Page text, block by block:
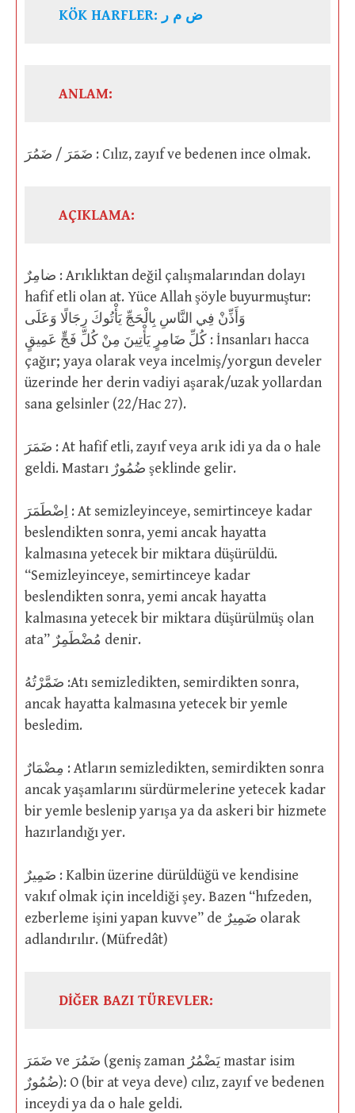
KÖK HARFLER: ض م ر
ANLAM:
ضَمَرَ / ضَمُرَ : Cılız, zayıf ve bedenen ince olmak.
AÇIKLAMA:
ضامِرٌ : Arıklıktan değil çalışmalarından dolayı
hafif etli olan at. Yüce Allah şöyle buyurmuştur:
وَأَذِّنْ فِي النَّاسِ بِالْحَجِّ يَأْتُوكَ رِجَالًا وَعَلَى
كُلِّ ضَامِرٍ يَأْتِينَ مِنْ كُلِّ فَجٍّ عَمِيقٍ : İnsanları hacca
çağır; yaya olarak veya incelmiş/yorgun develer
üzerinde her derin vadiyi aşarak/uzak yollardan
sana gelsinler (22/Hac 27).
ضَمَرَ : At hafif etli, zayıf veya arık idi ya da o hale
geldi. Mastarı ضُمُورٌ şeklinde gelir.
اِضْطَمَرَ : At semizleyinceye, semirtinceye kadar
beslendikten sonra, yemi ancak hayatta
kalmasına yetecek bir miktara düşürüldü.
“Semizleyinceye, semirtinceye kadar
beslendikten sonra, yemi ancak hayatta
kalmasına yetecek bir miktara düşürülmüş olan
ata” مُضْطَمِرٌ denir.
ضَمَّرْتُهُ :Atı semizledikten, semirdikten sonra,
ancak hayatta kalmasına yetecek bir yemle
besledim.
مِضْمَارٌ : Atların semizledikten, semirdikten sonra
ancak yaşamlarını sürdürmelerine yetecek kadar
bir yemle beslenip yarışa ya da askeri bir hizmete
hazırlandığı yer.
ضَمِيرٌ : Kalbin üzerine dürüldüğü ve kendisine
vakıf olmak için inceldiği şey. Bazen “hıfzeden,
ezberleme işini yapan kuvve” de ضَمِيرٌ olarak
adlandırılır. (Müfredât)
DİĞER BAZI TÜREVLER:
ضَمَرَ ve ضَمُرَ (geniş zaman يَضْمُرُ mastar isim
ضُمُورٌ): O (bir at veya deve) cılız, zayıf ve bedenen
inceydi ya da o hale geldi.